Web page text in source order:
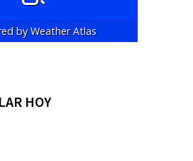
byWeather Atlas
HOY